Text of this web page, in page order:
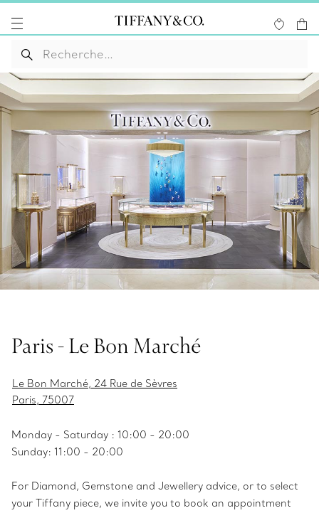
Paris - Le Bon Marché
Le Bon Marché, 24 Rue de Sèvres
Paris, 75007
Monday - Saturday : 10:00 - 20:00
Sunday: 11:00 - 20:00
For Diamond, Gemstone and Jewellery advice, or to select
your Tiffany piece, we invite you to book an appointment